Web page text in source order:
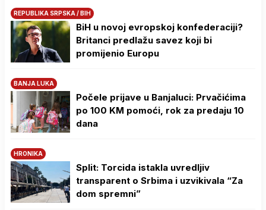
REPUBLIKA SRPSKA / BIH
BiH u novoj evropskoj konfederaciji?
Britanci predlažu savez koji bi
promijenio Europu
BANJA LUKA
Počele prijave u Banjaluci: Prvačićima
po 100 KM pomoći, rok za predaju 10
dana
HRONIKA
Split: Torcida istakla uvredljiv
transparent o Srbima i uzvikivala “Za
dom spremni”